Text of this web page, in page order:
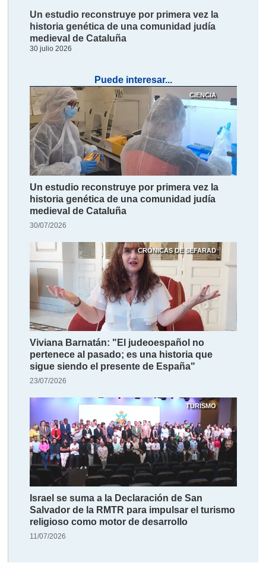
Un estudio reconstruye por primera vez la
historia genética de una comunidad judía
medieval de Cataluña
30 julio 2026
Puede interesar...
CIENCIA
Un estudio reconstruye por primera vez la
historia genética de una comunidad judía
medieval de Cataluña
30/07/2026
CRÓNICAS DE SEFARAD
Viviana Barnatán: "El judeoespañol no
pertenece al pasado; es una historia que
sigue siendo el presente de España"
23/07/2026
TURISMO
Israel se suma a la Declaración de San
Salvador de la RMTR para impulsar el turismo
religioso como motor de desarrollo
11/07/2026